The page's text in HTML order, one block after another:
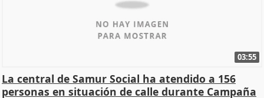
03:55
La central de Samur Social ha atendido a 156
personas en situación de calle durante Campaña